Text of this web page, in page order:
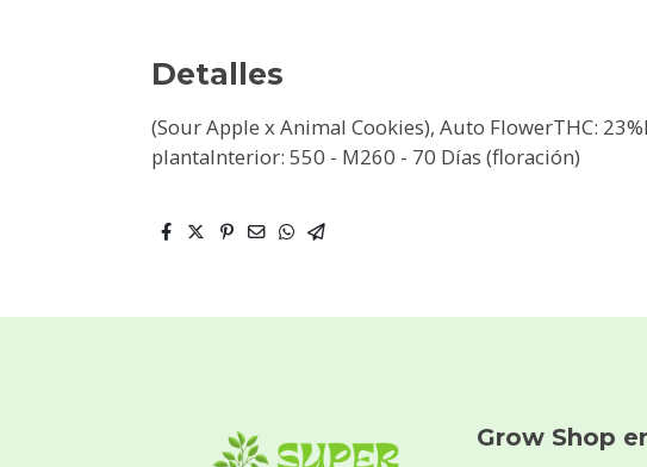
Detalles
(Sour Apple x Animal Cookies), Auto FlowerTHC:
plantaInterior: 550 - M260 - 70 Días (floración)
Grow Shop